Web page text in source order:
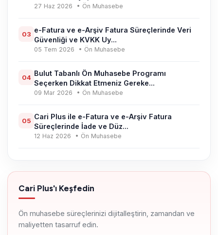
27 Haz 2026 • Ön Muhasebe
03 e-Fatura ve e-Arşiv Fatura Süreçlerinde Veri
Güvenliği ve KVKK Uy...
05 Tem 2026 • Ön Muhasebe
04 Bulut Tabanlı Ön Muhasebe Programı
Seçerken Dikkat Etmeniz Gereke...
09 Mar 2026 • Ön Muhasebe
05 Cari Plus ile e-Fatura ve e-Arşiv Fatura
Süreçlerinde İade ve Düz...
12 Haz 2026 • Ön Muhasebe
Cari Plus'ı Keşfedin
Ön muhasebe süreçlerinizi dijitalleştirin, zamandan ve
maliyetten tasarruf edin.